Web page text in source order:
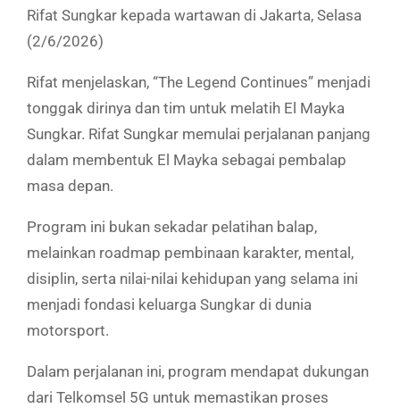
Rifat Sungkar kepada wartawan di Jakarta, Selasa
(2/6/2026)
Rifat menjelaskan, “The Legend Continues” menjadi
tonggak dirinya dan tim untuk melatih El Mayka
Sungkar. Rifat Sungkar memulai perjalanan panjang
dalam membentuk El Mayka sebagai pembalap
masa depan.
Program ini bukan sekadar pelatihan balap,
melainkan roadmap pembinaan karakter, mental,
disiplin, serta nilai-nilai kehidupan yang selama ini
menjadi fondasi keluarga Sungkar di dunia
motorsport.
Dalam perjalanan ini, program mendapat dukungan
dari Telkomsel 5G untuk memastikan proses